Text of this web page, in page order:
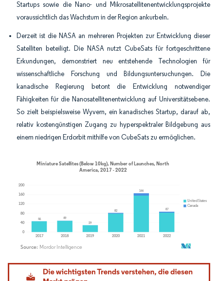
Startups sowie die Nano- und Mikrosatellitenentwicklungsprojekte
voraussichtlich das Wachstum in der Region ankurbeln.
Derzeit ist die NASA an mehreren Projekten zur Entwicklung dieser
Satelliten beteiligt. Die NASA nutzt CubeSats für fortgeschrittene
Erkundungen, demonstriert neu entstehende Technologien für
wissenschaftliche Forschung und Bildungsuntersuchungen. Die
kanadische Regierung betont die Entwicklung notwendiger
Fähigkeiten für die Nanosatellitenentwicklung auf Universitätsebene.
So zielt beispielsweise Wyvern, ein kanadisches Startup, darauf ab,
relativ kostengünstigen Zugang zu hyperspektraler Bildgebung aus
einem niedrigen Erdorbit mithilfe von CubeSats zu ermöglichen.
Bild © Mordor Intelligence. Wiederverwendung erfordert Namensnennung gemäß